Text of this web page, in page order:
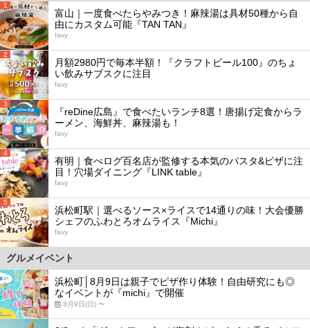
1
富山｜一度食べたらやみつき！麻辣湯は具材50種から自
由にカスタム可能『TAN TAN』
favy
2
月額2980円で毎本半額！『クラフトビール100』のちょ
い飲みサブスクに注目
favy
3
『reDine広島』で食べたいランチ8選！唐揚げ定食からラ
ーメン、海鮮丼、麻辣湯も！
favy
4
有明｜食べログ百名店が監修する本気のパスタ&ピザに注
目！穴場ダイニング『LINK table』
favy
5
浜松町駅｜選べるソース×ライスで14通りの味！大会優勝
シェフのふわとろオムライス『Michi』
favy
グルメイベント
浜松町│8月9日は親子でピザ作り体験！自由研究にも◎
なイベントが『michi』で開催
8月9日(日) 〜